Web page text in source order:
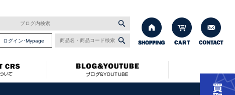
ログイン･Mypage